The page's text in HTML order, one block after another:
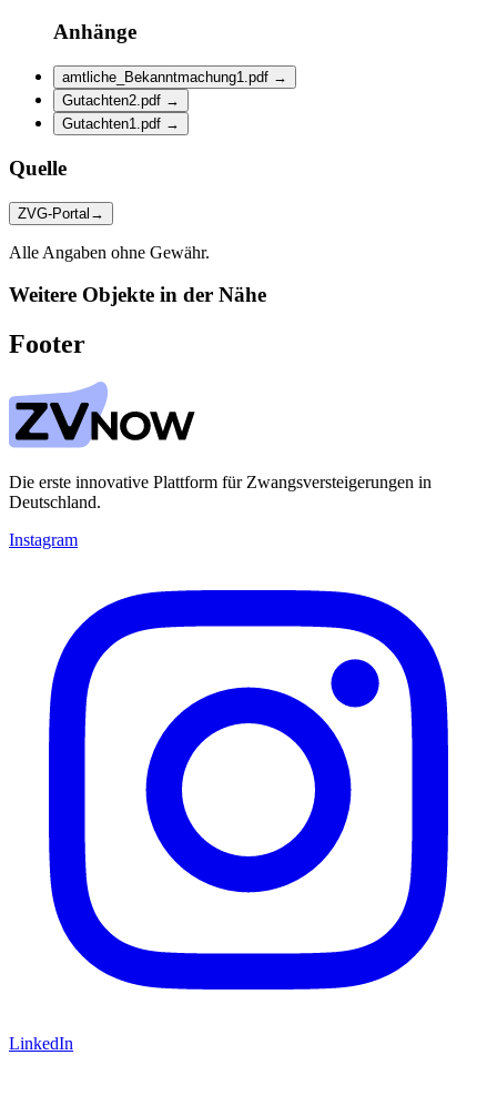
Anhänge
amtliche_Bekanntmachung1.pdf →
Gutachten2.pdf →
Gutachten1.pdf →
Quelle
ZVG-Portal →
Alle Angaben ohne Gewähr.
Weitere Objekte in der Nähe
Footer
Die erste innovative Plattform für Zwangsversteigerungen in
Deutschland.
Instagram
LinkedIn